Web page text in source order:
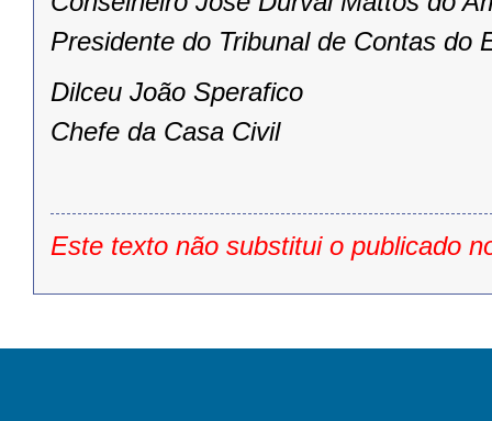
Presidente do Tribunal de Contas do
Dilceu João Sperafico
Chefe da Casa Civil
Este texto não substitui o publicado